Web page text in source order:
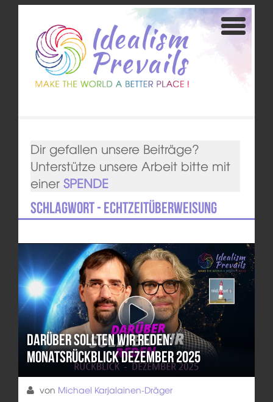
Dir gefallen unsere Beiträge?
Unterstütze unsere Arbeit bitte mit
einer SPENDE
Schlagwort - Echtzeitüberweisung
Darüber sollten wir reden:
Monatsrückblick Dezember 2025
von Michael Karjalainen-Dräger